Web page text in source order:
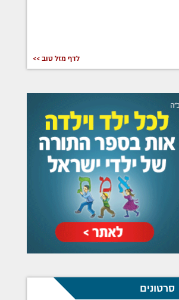
לדף מזל טוב >>
סרטונים